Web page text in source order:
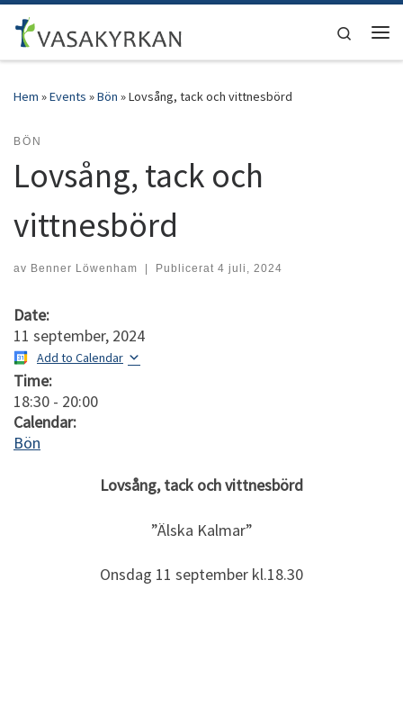
Hoppa till innehåll
Search
Hem »Events »Bön »Lovsång, tack och vittnesbörd
BÖN
Lovsång, tack och
vittnesbörd
av Benner Löwenham | Publicerat 4 juli, 2024
Date:
11 september, 2024
Add to Calendar
Time:
18:30 - 20:00
Calendar:
Bön
Lovsång, tack och vittnesbörd
”Älska Kalmar”
Onsdag 11 september kl.18.30